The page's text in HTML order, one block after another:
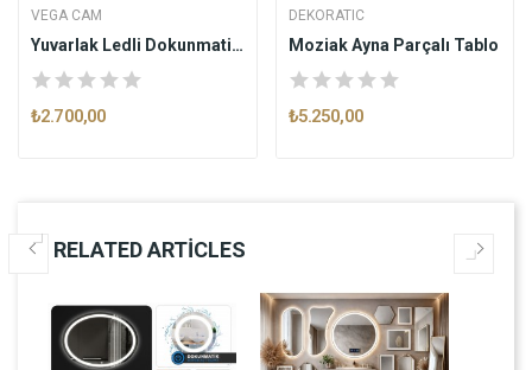
VEGA CAM
Yuvarlak Ledli Dokunmatik Butonlu Dekoratif...
₺2.700,00
DEKORATIC
Moziak Ayna Parçalı Tablo
₺5.250,00
RELATED ARTICLES